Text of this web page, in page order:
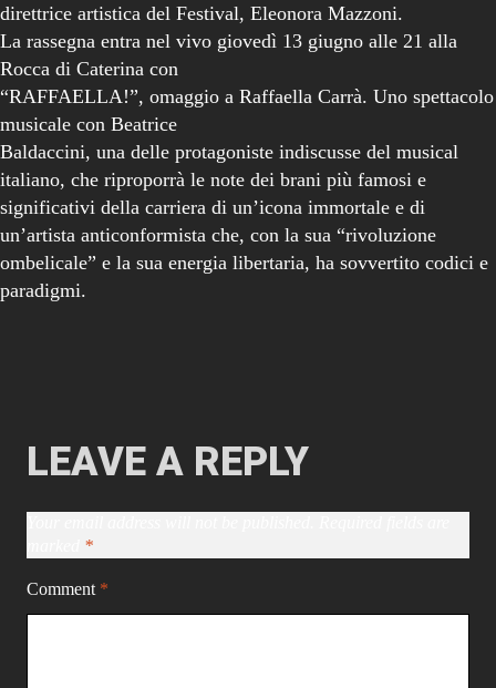
direttrice artistica del Festival, Eleonora Mazzoni.
La rassegna entra nel vivo giovedì 13 giugno alle 21 alla
Rocca di Caterina con
“RAFFAELLA!”, omaggio a Raffaella Carrà. Uno spettacolo
musicale con Beatrice
Baldaccini, una delle protagoniste indiscusse del musical
italiano, che riproporrà le note dei brani più famosi e
significativi della carriera di un’icona immortale e di
un’artista anticonformista che, con la sua “rivoluzione
ombelicale” e la sua energia libertaria, ha sovvertito codici e
paradigmi.
LEAVE A REPLY
*
Comment *